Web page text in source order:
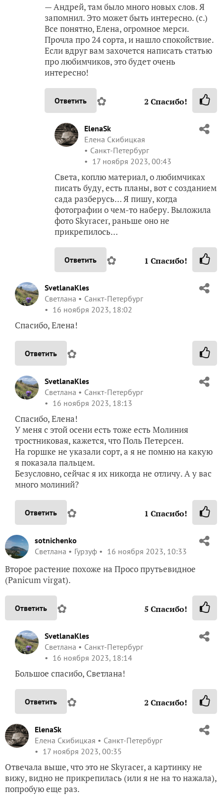
— Андрей, там было много новых слов. Я
запомнил. Это может быть интересно. (с.)
Все понятно, Елена, огромное мерси.
Прочла про 24 сорта, и нашло спокойствие.
Если вдруг вам захочется написать статью
про любимчиков, это будет очень
интересно!
Ответить ✿ 2 Спасибо!
ElenaSk
Елена Скибицкая
Санкт-Петербург
17 ноября 2023, 00:43
Света, коплю материал, о любимчиках
писать буду, есть планы, вот с созданием
сада разберусь… Я пишу, когда
фотографии о чем-то наберу. Выложила
фото Skyracer, раньше оно не
прикрепилось…
Ответить ✿ 1 Спасибо!
SvetlanaKles
Светлана
Санкт-Петербург
16 ноября 2023, 18:02
Спасибо, Елена!
Ответить ✿
SvetlanaKles
Светлана
Санкт-Петербург
16 ноября 2023, 18:13
Спасибо, Елена!
У меня с этой осени есть тоже есть Молиния
тростниковая, кажется, что Поль Петерсен.
На горшке не указали сорт, а я не помню на какую
я показала пальцем.
Безусловно, сейчас я их никогда не отличу. А у вас
много молиний?
Ответить ✿ 1 Спасибо!
sotnichenko
Светлана
Гурзуф 16 ноября 2023, 10:33
Второе растение похоже на Просо прутьевидное
(Panicum virgat).
Ответить ✿ 5 Спасибо!
SvetlanaKles
Светлана
Санкт-Петербург
16 ноября 2023, 18:14
Большое спасибо, Светлана!
Ответить ✿ 2 Спасибо!
ElenaSk
Елена Скибицкая
Санкт-Петербург
17 ноября 2023, 00:35
Отвечала выше, что это не Skyracer, а картинку не
вижу, видно не прикрепилась (или я не на то нажала),
попробую еще раз.